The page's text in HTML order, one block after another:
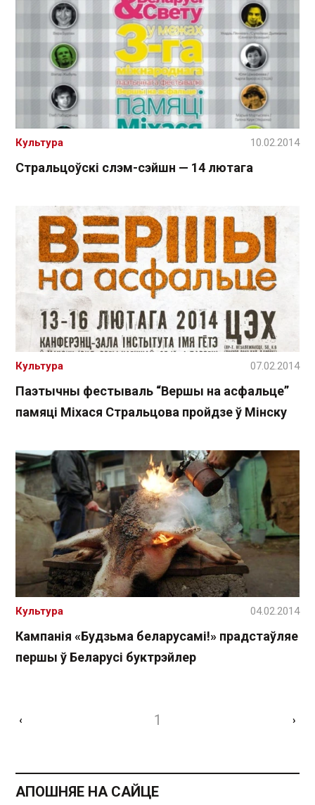
Стральцоўскі слэм-сэйшн — 14 лютага
Культура 10.02.2014
Паэтычны фестываль “Вершы на асфальце”
памяці Міхася Стральцова пройдзе ў Мінску
Культура 07.02.2014
Кампанія «Будзьма беларусамі!» прадстаўляе
першы ў Беларусі буктрэйлер
Культура 04.02.2014
‹ 1 ›
АПОШНЯЕ НА САЙЦЕ